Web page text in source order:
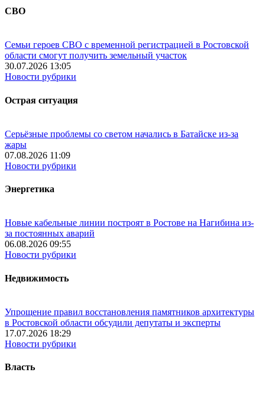
СВО
Семьи героев СВО с временной регистрацией в Ростовской
области смогут получить земельный участок
30.07.2026 13:05
Новости рубрики
Острая ситуация
Серьёзные проблемы со светом начались в Батайске из-за
жары
07.08.2026 11:09
Новости рубрики
Энергетика
Новые кабельные линии построят в Ростове на Нагибина из-
за постоянных аварий
06.08.2026 09:55
Новости рубрики
Недвижимость
Упрощение правил восстановления памятников архитектуры
в Ростовской области обсудили депутаты и эксперты
17.07.2026 18:29
Новости рубрики
Власть